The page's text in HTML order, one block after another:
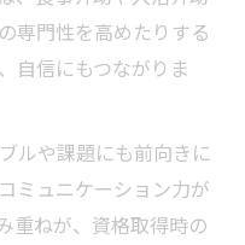
専門性を高めたりする
自信にもつながりま
ルや課題にも前向きに
ミュニケーション力が
重ねが、資格取得時の